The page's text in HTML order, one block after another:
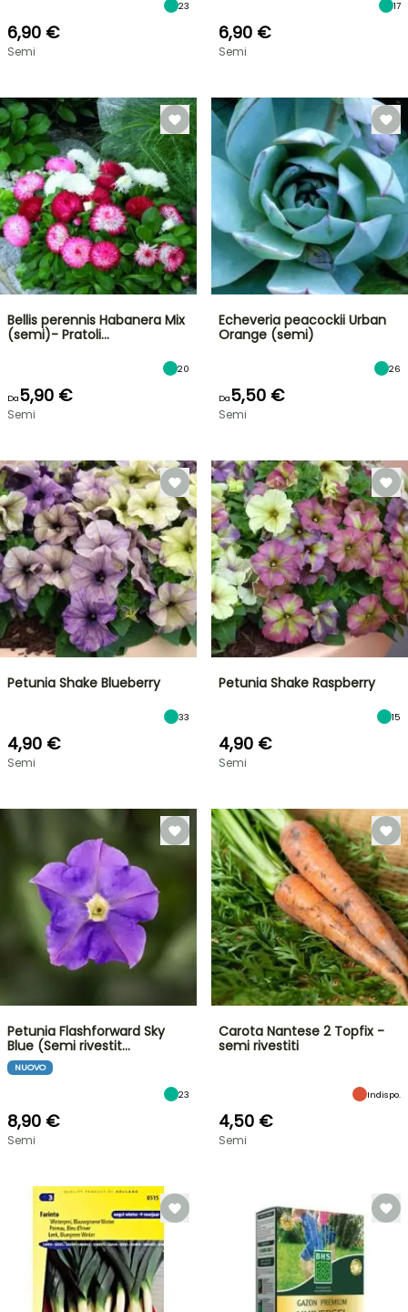
23
6,90 €
Semi
17
6,90 €
Semi
Bellis perennis Habanera Mix
(semi)- Pratoli…
20
Da5,90 €
Semi
Echeveria peacockii Urban
Orange (semi)
26
Da5,50 €
Semi
Petunia Shake Blueberry
33
4,90 €
Semi
Petunia Shake Raspberry
15
4,90 €
Semi
Petunia Flashforward Sky
Blue (Semi rivestit…
NUOVO
23
8,90 €
Semi
Carota Nantese 2 Topfix -
semi rivestiti
Indispo.
4,50 €
Semi